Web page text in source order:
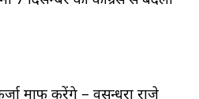
माफ करेंगे – वसुन्धरा राजे